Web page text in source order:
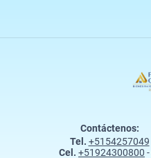
Contáctenos:
Tel. +5154257049
Cel. +51924300800 -